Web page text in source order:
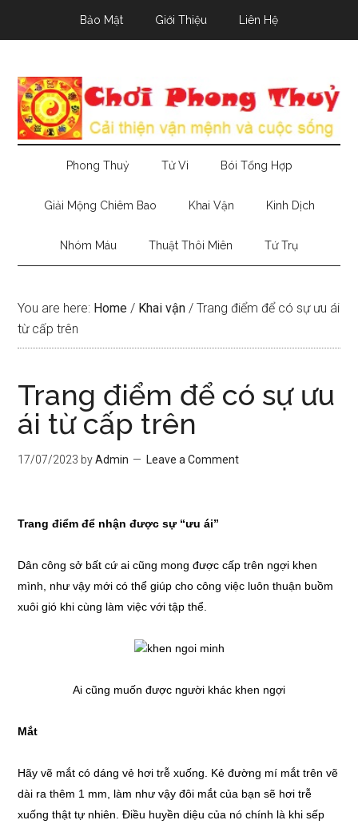
Bảo Mật Giới Thiệu Liên Hệ
Phong Thuỷ Tử Vi Bói Tổng Hợp
Giải Mộng Chiêm Bao Khai Vận Kinh Dịch
Nhóm Máu Thuật Thôi Miên Tứ Trụ
You are here: Home / Khai vận / Trang điểm để có sự ưu ái
từ cấp trên
Trang điểm để có sự ưu
ái từ cấp trên
17/07/2023 byAdmin Leave a Comment
Trang điểm để nhận được sự “ưu ái”
Dân công sở bất cứ ai cũng mong được cấp trên ngợi khen
mình, như vậy mới có thể giúp cho công việc luôn thuận buồm
xuôi gió khi cùng làm việc với tập thể.
Ai cũng muốn được người khác khen ngợi
Mắt
Hãy vẽ mắt có dáng vẻ hơi trễ xuống. Kẻ đường mí mắt trên vẽ
dài ra thêm 1 mm, làm như vậy đôi mắt của bạn sẽ hơi trễ
xuống thật tự nhiên. Điều huyền diệu của nó chính là khi sếp